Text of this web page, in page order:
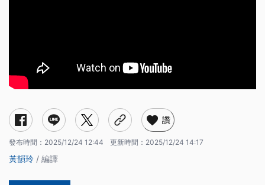
讚
發布時間： 2025/12/24 12:44 更新時間： 2025/12/24 14:17
黃韻玲 / 編譯